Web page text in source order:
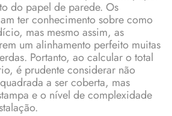
do papel de parede. Os
ter conhecimento sobre como
mas mesmo assim, as
um alinhamento perfeito muitas
Portanto, ao calcular o total
é prudente considerar não
a ser coberta, mas
e o nível de complexidade